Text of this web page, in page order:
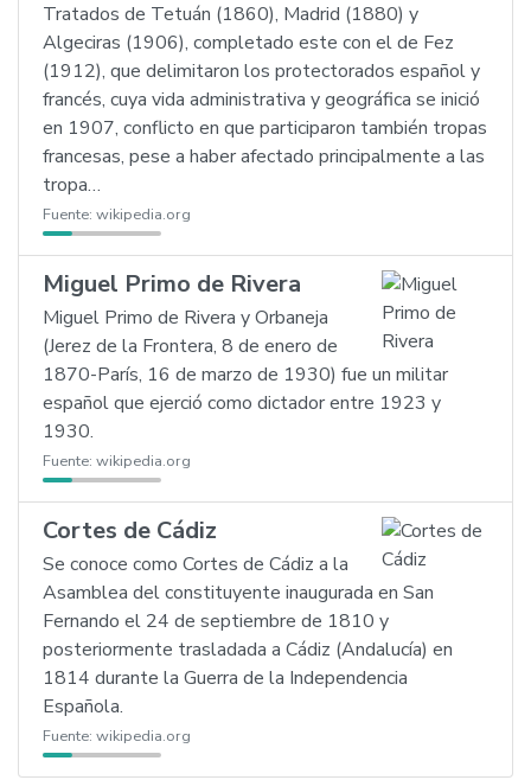
Tratados de Tetuán (1860), Madrid (1880) y
Algeciras (1906), completado este con el de Fez
(1912), que delimitaron los protectorados español y
francés, cuya vida administrativa y geográfica se inició
en 1907, conflicto en que participaron también tropas
francesas, pese a haber afectado principalmente a las
tropa…
Fuente: wikipedia.org
Miguel Primo de Rivera
Miguel Primo de Rivera y Orbaneja
(Jerez de la Frontera, 8 de enero de
1870-París, 16 de marzo de 1930) fue un militar
español que ejerció como dictador entre 1923 y
1930.
Fuente: wikipedia.org
Cortes de Cádiz
Se conoce como Cortes de Cádiz a la
Asamblea del constituyente inaugurada en San
Fernando el 24 de septiembre de 1810 y
posteriormente trasladada a Cádiz (Andalucía) en
1814 durante la Guerra de la Independencia
Española.
Fuente: wikipedia.org